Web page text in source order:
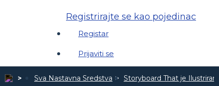
Registrirajte se kao pojedinac
Registar
Prijaviti se
Sva Nastavna Sredstva Storyboard That je